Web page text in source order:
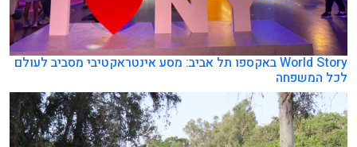
World Story באקספו תל אביב: מסע אינטראקטיבי מסביב לעולם
לכל המשפחה